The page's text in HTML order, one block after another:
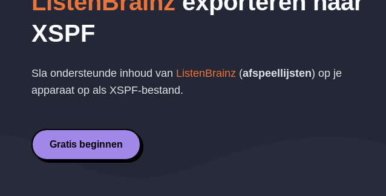
XSPF
Sla ondersteunde inhoud van ListenBrainz (afspeellijsten) op je
apparaat op als XSPF-bestand.
Gratis beginnen